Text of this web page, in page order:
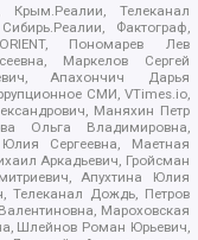
Крым.Реалии, Телеканал
Фактограф,
Пономарев Лев
Маркелов Сергей
Апахончич Дарья
СМИ, VTimes.io,
Маняхин Петр
Ольга Владимировна,
Сергеевна, Маетная
Аркадьевич, Гройсман
Апухтина Юлия
Телеканал Дождь, Петров
Мароховская
Шлейнов Роман Юрьевич,